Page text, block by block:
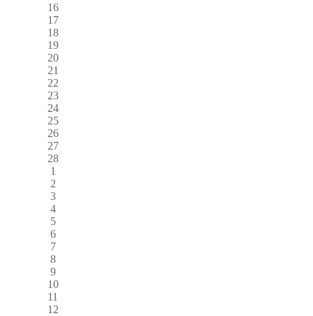
16
17
18
19
20
21
22
23
24
25
26
27
28
1
2
3
4
5
6
7
8
9
10
11
12